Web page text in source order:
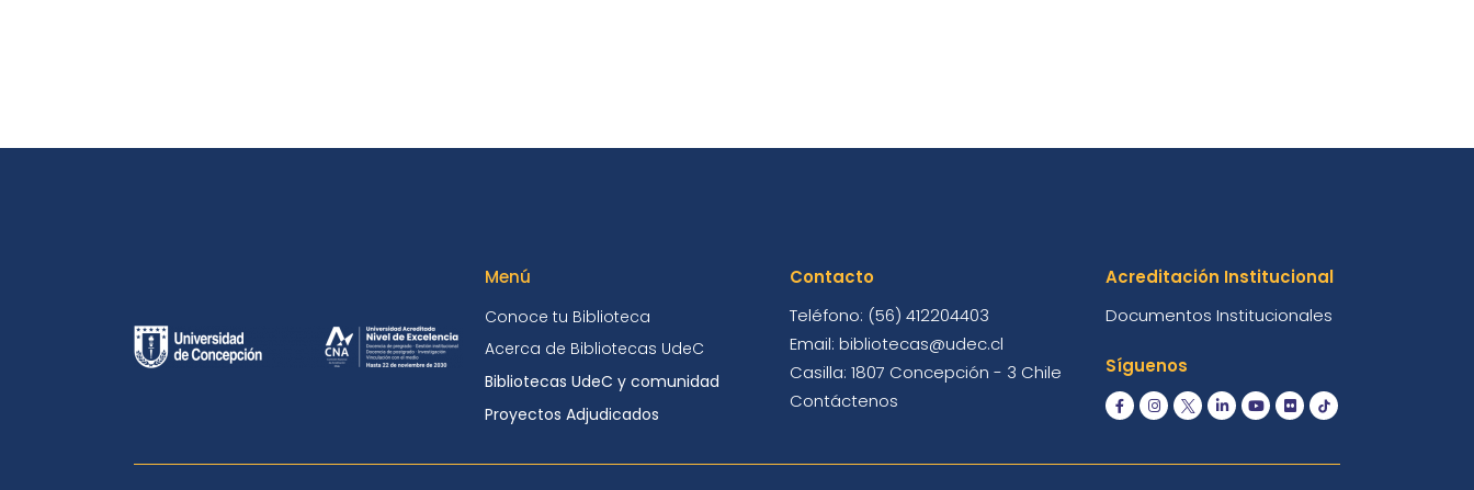
Menú
Conoce tu Biblioteca
Acerca de Bibliotecas UdeC
Bibliotecas UdeC y comunidad
Proyectos Adjudicados
Contacto
Teléfono: (56) 412204403
Email: bibliotecas@udec.cl
Casilla: 1807 Concepción - 3 Chile
Contáctenos
Acreditación Institucional
Documentos Institucionales
Síguenos